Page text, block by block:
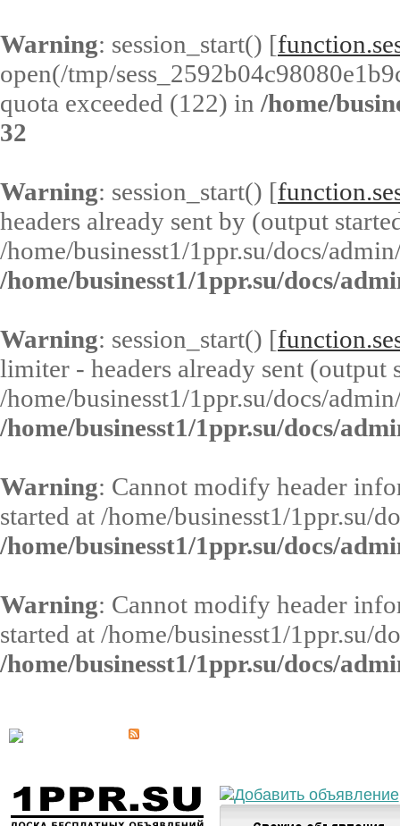
Warning: session_start() [
open(/tmp/
quota exceeded (122) in /home/
32
Warning: session_start() [
headers already sent by (output
/home/businesst1/1ppr.su/docs/
/home/businesst1/1ppr.su/docs/
Warning: session_start() [
limiter - headers already sent (output
/home/businesst1/1ppr.su/docs/
/home/businesst1/1ppr.su/docs/
Warning: Cannot modify header
started at /home/businesst1/1ppr.su/
/home/businesst1/1ppr.su/docs/
Warning: Cannot modify header
started at /home/businesst1/1ppr.su/
/home/businesst1/1ppr.su/docs/